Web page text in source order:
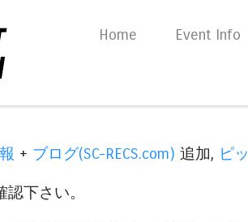
Skip to content
Home Event Info
+ ブログ(SC-RECS.com) 追加, ピッ
下さい。